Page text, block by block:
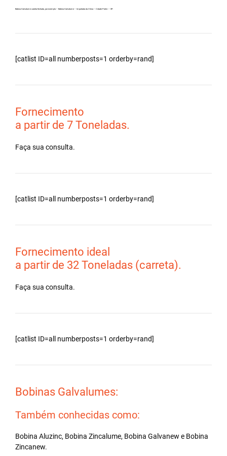
Bobina Galvalume carreta fechada, por exemplo – Bobina Galvalume – Importada da China – Cidade Potim – SP.
[catlist ID=all numberposts=1 orderby=rand]
Fornecimento
a partir de 7 Toneladas.
Faça sua consulta.
[catlist ID=all numberposts=1 orderby=rand]
Fornecimento ideal
a partir de 32 Toneladas (carreta).
Faça sua consulta.
[catlist ID=all numberposts=1 orderby=rand]
Bobinas Galvalumes:
Também conhecidas como:
Bobina Aluzinc, Bobina Zincalume, Bobina Galvanew e Bobina
Zincanew.